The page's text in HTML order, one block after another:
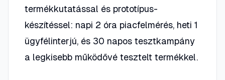
termékkutatással és prototípus-
készítéssel: napi 2 óra piacfelmérés, heti 1
ügyfélinterjú, és 30 napos tesztkampány
a legkisebb működővé tesztelt termékkel.